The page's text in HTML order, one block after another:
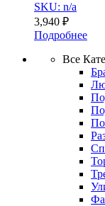
SKU: n/a
3,940 ₽
Подробнее
Все